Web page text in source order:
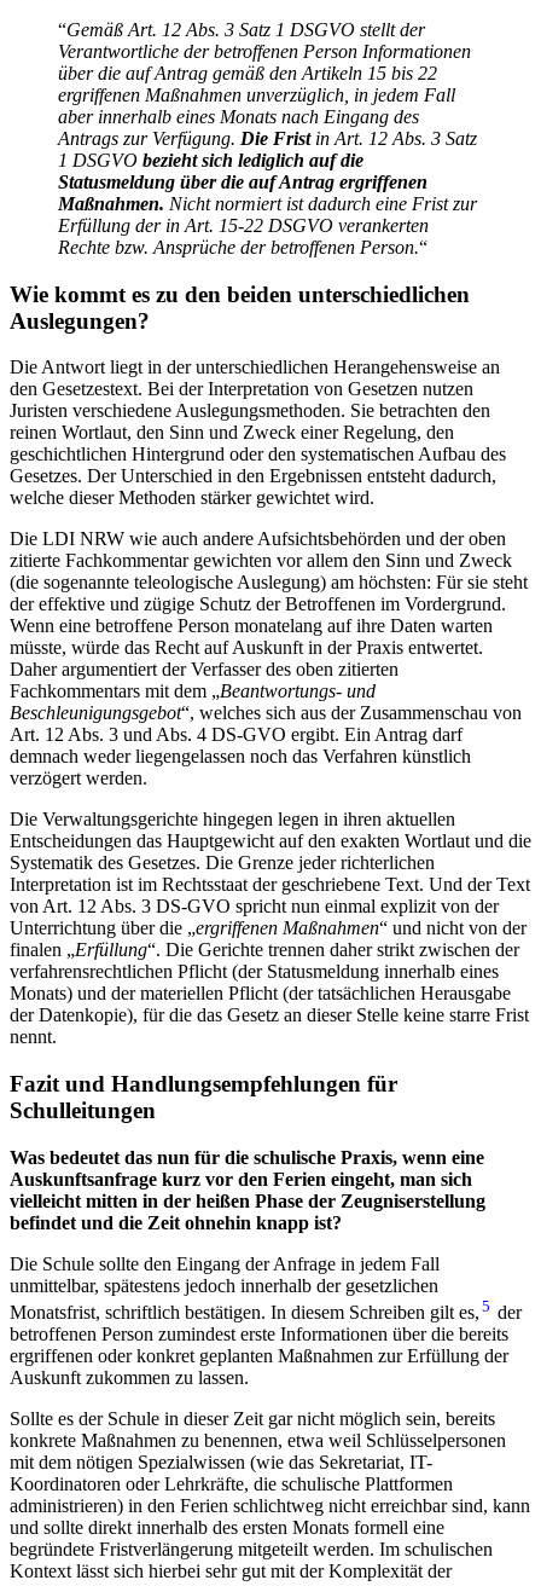
“Gemäß Art. 12 Abs. 3 Satz 1 DSGVO stellt der
Verantwortliche der betroffenen Person Informationen
über die auf Antrag gemäß den Artikeln 15 bis 22
ergriffenen Maßnahmen unverzüglich, in jedem Fall
aber innerhalb eines Monats nach Eingang des
Antrags zur Verfügung. Die Fristin Art. 12 Abs. 3 Satz
1 DSGVO bezieht sich lediglich auf die
Statusmeldung über die auf Antrag ergriffenen
Maßnahmen. Nicht normiert ist dadurch eine Frist zur
Erfüllung der in Art. 15-22 DSGVO verankerten
Rechte bzw. Ansprüche der betroffenen Person.“
Wie kommt es zu den beiden unterschiedlichen
Auslegungen?
Die Antwort liegt in der unterschiedlichen Herangehensweise an
den Gesetzestext. Bei der Interpretation von Gesetzen nutzen
Juristen verschiedene Auslegungsmethoden. Sie betrachten den
reinen Wortlaut, den Sinn und Zweck einer Regelung, den
geschichtlichen Hintergrund oder den systematischen Aufbau des
Gesetzes. Der Unterschied in den Ergebnissen entsteht dadurch,
welche dieser Methoden stärker gewichtet wird.
Die LDI NRW wie auch andere Aufsichtsbehörden und der oben
zitierte Fachkommentar gewichten vor allem den Sinn und Zweck
(die sogenannte teleologische Auslegung) am höchsten: Für sie steht
der effektive und zügige Schutz der Betroffenen im Vordergrund.
Wenn eine betroffene Person monatelang auf ihre Daten warten
müsste, würde das Recht auf Auskunft in der Praxis entwertet.
Daher argumentiert der Verfasser des oben zitierten
Fachkommentars mit dem „Beantwortungs- und
Beschleunigungsgebot“, welches sich aus der Zusammenschau von
Art. 12 Abs. 3 und Abs. 4 DS-GVO ergibt. Ein Antrag darf
demnach weder liegengelassen noch das Verfahren künstlich
verzögert werden.
Die Verwaltungsgerichte hingegen legen in ihren aktuellen
Entscheidungen das Hauptgewicht auf den exakten Wortlaut und die
Systematik des Gesetzes. Die Grenze jeder richterlichen
Interpretation ist im Rechtsstaat der geschriebene Text. Und der Text
von Art. 12 Abs. 3 DS-GVO spricht nun einmal explizit von der
Unterrichtung über die „ergriffenen Maßnahmen“ und nicht von der
finalen „Erfüllung“. Die Gerichte trennen daher strikt zwischen der
verfahrensrechtlichen Pflicht (der Statusmeldung innerhalb eines
Monats) und der materiellen Pflicht (der tatsächlichen Herausgabe
der Datenkopie), für die das Gesetz an dieser Stelle keine starre Frist
nennt.
Fazit und Handlungsempfehlungen für
Schulleitungen
Was bedeutet das nun für die schulische Praxis, wenn eine
Auskunftsanfrage kurz vor den Ferien eingeht, man sich
vielleicht mitten in der heißen Phase der Zeugniserstellung
befindet und die Zeit ohnehin knapp ist?
Die Schule sollte den Eingang der Anfrage in jedem Fall
unmittelbar, spätestens jedoch innerhalb der gesetzlichen
Monatsfrist, schriftlich bestätigen. In diesem Schreiben gilt es, 5 der
betroffenen Person zumindest erste Informationen über die bereits
ergriffenen oder konkret geplanten Maßnahmen zur Erfüllung der
Auskunft zukommen zu lassen.
Sollte es der Schule in dieser Zeit gar nicht möglich sein, bereits
konkrete Maßnahmen zu benennen, etwa weil Schlüsselpersonen
mit dem nötigen Spezialwissen (wie das Sekretariat, IT-
Koordinatoren oder Lehrkräfte, die schulische Plattformen
administrieren) in den Ferien schlichtweg nicht erreichbar sind, kann
und sollte direkt innerhalb des ersten Monats formell eine
begründete Fristverlängerung mitgeteilt werden. Im schulischen
Kontext lässt sich hierbei sehr gut mit der Komplexität der